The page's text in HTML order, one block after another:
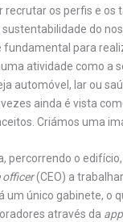
recrutar os perfis e
do
fundamental para
atividade como a
automóvel, lar ou
ainda é vista
Criámos uma
percorrendo o
officer(CEO) a
um único gabinete, o
através da app